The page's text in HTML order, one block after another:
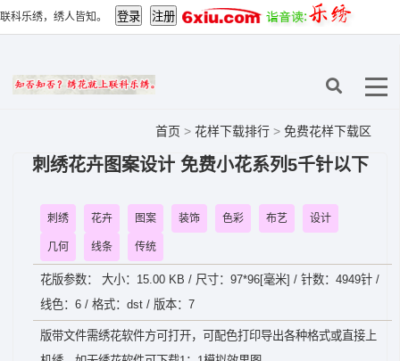
联科乐绣，绣人皆知。
首页 > 花样下载排行 > 免费花样下载区
刺绣花卉图案设计 免费小花系列5千针以下
刺绣 花卉 图案 装饰 色彩 布艺 设计
几何 线条 传统
花版参数： 大小：15.00 KB / 尺寸：97*96[毫米] / 针数：4949针 /
线色：6 / 格式：dst / 版本：7
版带文件需绣花软件方可打开，可配色打印导出各种格式或直接上